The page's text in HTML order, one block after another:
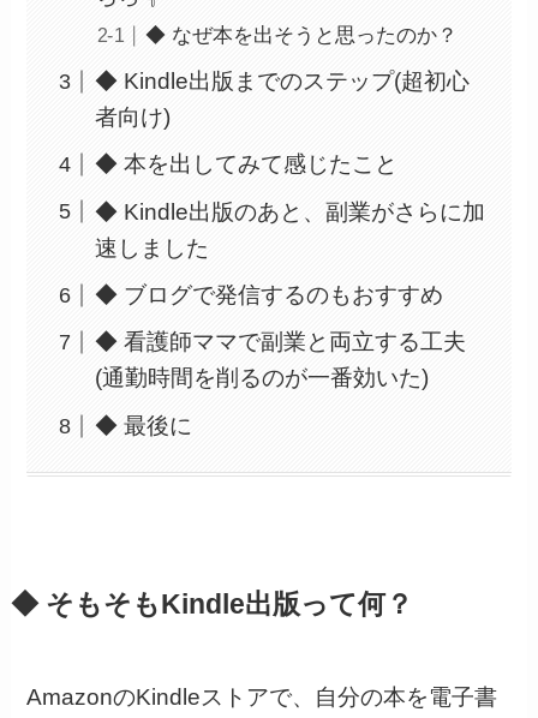
◆ なぜ本を出そうと思ったのか？
◆ Kindle出版までのステップ(超初心
者向け)
◆ 本を出してみて感じたこと
◆ Kindle出版のあと、副業がさらに加
速しました
◆ ブログで発信するのもおすすめ
◆ 看護師ママで副業と両立する工夫
(通勤時間を削るのが一番効いた)
◆ 最後に
◆ そもそもKindle出版って何？
AmazonのKindleストアで、自分の本を電子書